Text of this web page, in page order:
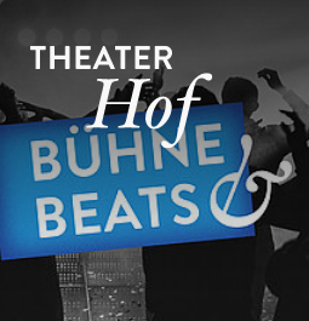
Skip to main content